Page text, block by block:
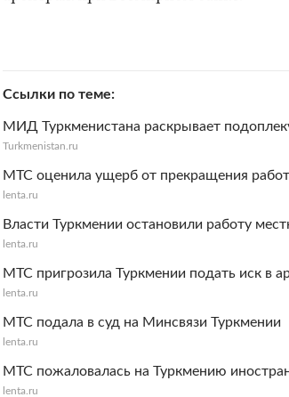
Ссылки по теме
МИД Туркменистана раскрывает
Turkmenistan.ru
МТС оценила ущерб от прекращения
lenta.ru
Власти Туркмении остановили работу
lenta.ru
МТС пригрозила Туркмении подать иск в
lenta.ru
МТС подала в суд на Минсвязи Туркмении
lenta.ru
МТС пожаловалась на Туркмению
lenta.ru